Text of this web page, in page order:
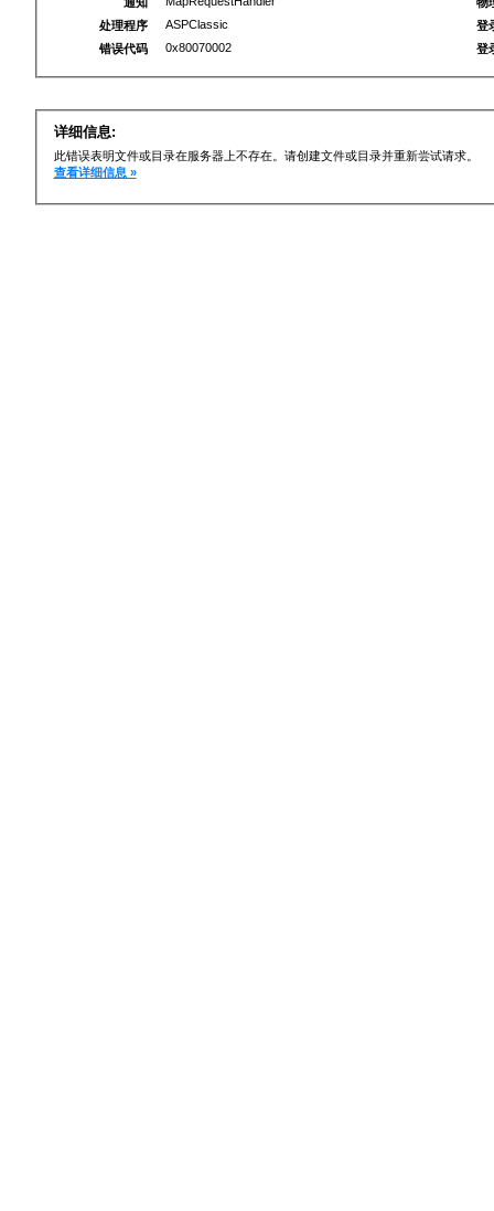
处理程序
ASPClassic
错误代码
0x80070002
登
登
详细信息:
此错误表明文件或目录在服务器上不存在。请创建文件或目录并重新尝试请求。
查看详细信息 »